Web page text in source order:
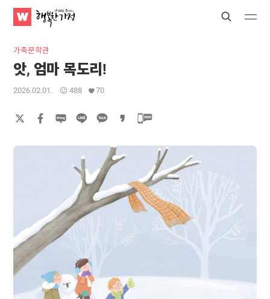
WATV
행
한
가
Search
Submit Submit
가족문학관
앗, 엄마 목도리!
2026.02.01. 488 70